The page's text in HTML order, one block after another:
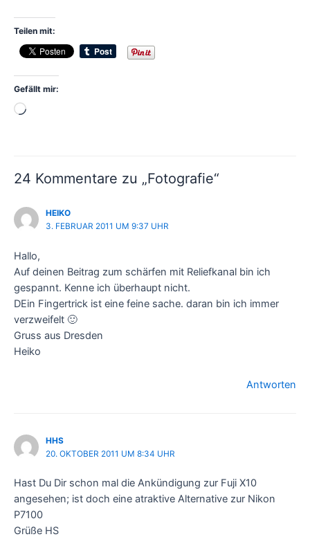
Teilen mit:
Gefällt mir:
Wird
24 Kommentare zu „Fotografie“
HEIKO
3. FEBRUAR 2011 UM 9:37 UHR
Hallo,
Auf deinen Beitrag zum schärfen mit Reliefkanal bin ich
gespannt. Kenne ich überhaupt nicht.
DEin Fingertrick ist eine feine sache. daran bin ich immer
verzweifelt 🙂
Gruss aus Dresden
Heiko
Antworten
HHS
20. OKTOBER 2011 UM 8:34 UHR
Hast Du Dir schon mal die Ankündigung zur Fuji X10
angesehen; ist doch eine atraktive Alternative zur Nikon
P7100
Grüße HS